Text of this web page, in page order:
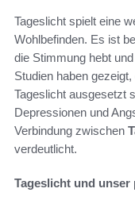
Tageslicht spielt eine
Wohlbefinden. Es ist
die Stimmung hebt
Studien haben
Tageslicht ausgesetzt
Depressionen und
Verbindung zwischen
verdeutlicht.
Tageslicht und